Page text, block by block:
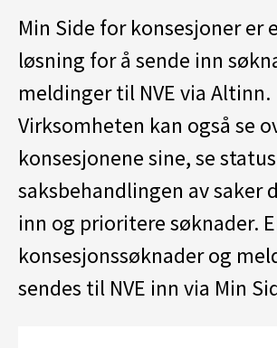
Min Side for konsesjoner er
løsning for å sende inn
meldinger til NVE via Altinn.
Virksomheten kan også se
konsesjonene sine, se
saksbehandlingen av saker
inn og prioritere søknader.
konsesjonssøknader og
sendes til NVE inn via Min